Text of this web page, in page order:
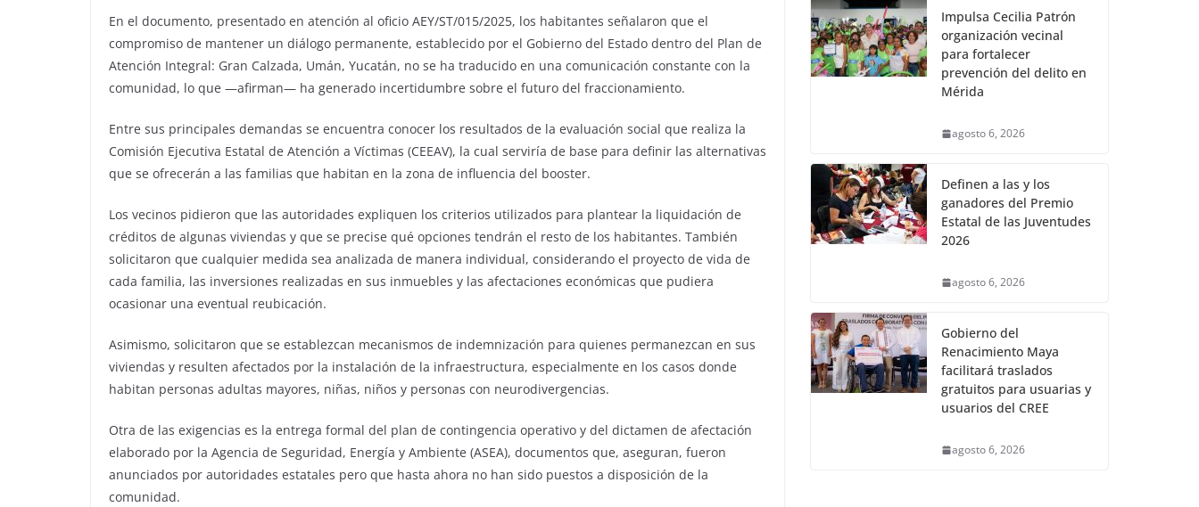
En el documento, presentado en atención al oficio AEY/ST/015/2025, los habitantes señalaron que el
compromiso de mantener un diálogo permanente, establecido por el Gobierno del Estado dentro del Plan de
Atención Integral: Gran Calzada, Umán, Yucatán, no se ha traducido en una comunicación constante con la
comunidad, lo que —afirman— ha generado incertidumbre sobre el futuro del fraccionamiento.
Entre sus principales demandas se encuentra conocer los resultados de la evaluación social que realiza la
Comisión Ejecutiva Estatal de Atención a Víctimas (CEEAV), la cual serviría de base para definir las alternativas
que se ofrecerán a las familias que habitan en la zona de influencia del booster.
Los vecinos pidieron que las autoridades expliquen los criterios utilizados para plantear la liquidación de
créditos de algunas viviendas y que se precise qué opciones tendrán el resto de los habitantes. También
solicitaron que cualquier medida sea analizada de manera individual, considerando el proyecto de vida de
cada familia, las inversiones realizadas en sus inmuebles y las afectaciones económicas que pudiera
ocasionar una eventual reubicación.
Asimismo, solicitaron que se establezcan mecanismos de indemnización para quienes permanezcan en sus
viviendas y resulten afectados por la instalación de la infraestructura, especialmente en los casos donde
habitan personas adultas mayores, niñas, niños y personas con neurodivergencias.
Otra de las exigencias es la entrega formal del plan de contingencia operativo y del dictamen de afectación
elaborado por la Agencia de Seguridad, Energía y Ambiente (ASEA), documentos que, aseguran, fueron
anunciados por autoridades estatales pero que hasta ahora no han sido puestos a disposición de la
comunidad.
Impulsa Cecilia Patrón
organización vecinal
para fortalecer
prevención del delito en
Mérida
agosto 6, 2026
Definen a las y los
ganadores del Premio
Estatal de las Juventudes
2026
agosto 6, 2026
Gobierno del
Renacimiento Maya
facilitará traslados
gratuitos para usuarias y
usuarios del CREE
agosto 6, 2026